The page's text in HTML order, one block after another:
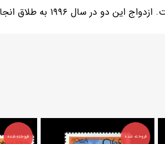
فروخته شده فروخته شده